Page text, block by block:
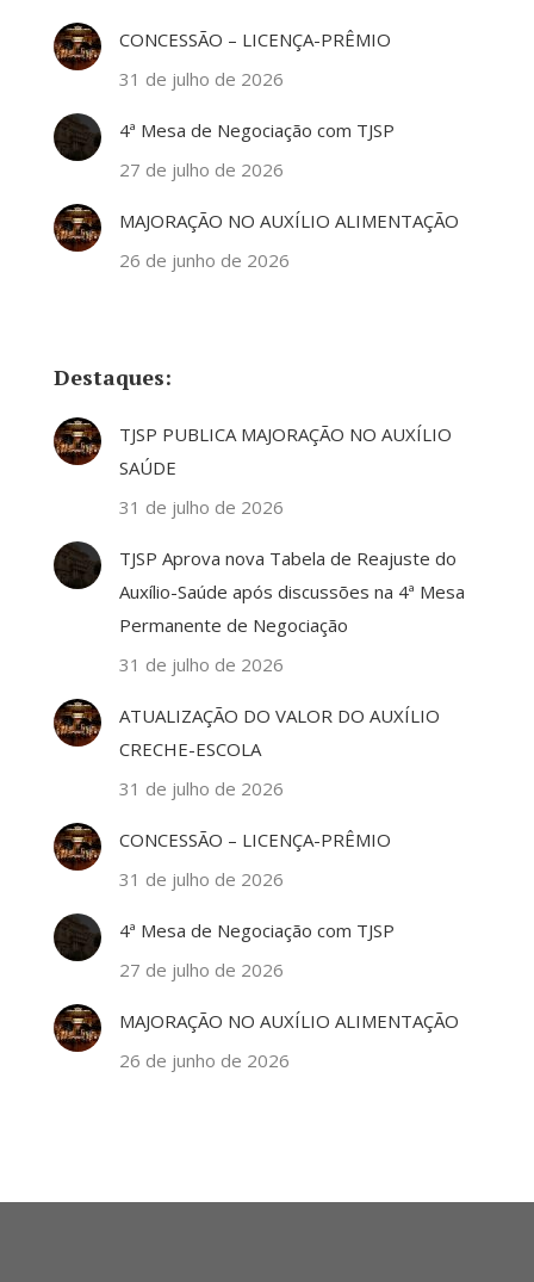
CONCESSÃO – LICENÇA-PRÊMIO
31 de julho de 2026
4ª Mesa de Negociação com TJSP
27 de julho de 2026
MAJORAÇÃO NO AUXÍLIO ALIMENTAÇÃO
26 de junho de 2026
Destaques:
TJSP PUBLICA MAJORAÇÃO NO AUXÍLIO
SAÚDE
31 de julho de 2026
TJSP Aprova nova Tabela de Reajuste do
Auxílio-Saúde após discussões na 4ª Mesa
Permanente de Negociação
31 de julho de 2026
ATUALIZAÇÃO DO VALOR DO AUXÍLIO
CRECHE-ESCOLA
31 de julho de 2026
CONCESSÃO – LICENÇA-PRÊMIO
31 de julho de 2026
4ª Mesa de Negociação com TJSP
27 de julho de 2026
MAJORAÇÃO NO AUXÍLIO ALIMENTAÇÃO
26 de junho de 2026